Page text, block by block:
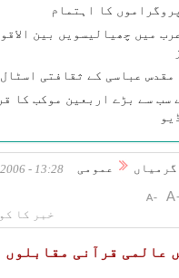
کا اہتمام
میں چھیالیسویں بین
مقدس عباسی کے ثقافتی
سب سے بڑے اربعین موکب کا
عمومی 13:28 - October 09, 2006
خبر کا
عالمی قرآنی مقابلوں